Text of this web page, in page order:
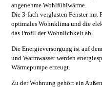
angenehme Wohlfühlwärme.
Die 3-fach verglasten Fenster mit
optimales Wohnklima und die
das Profil der Wohnlichkeit ab.
Die Energieversorgung ist auf
und Warmwasser werden
Wärmepumpe erzeugt.
Zu der Wohnung gehört ein